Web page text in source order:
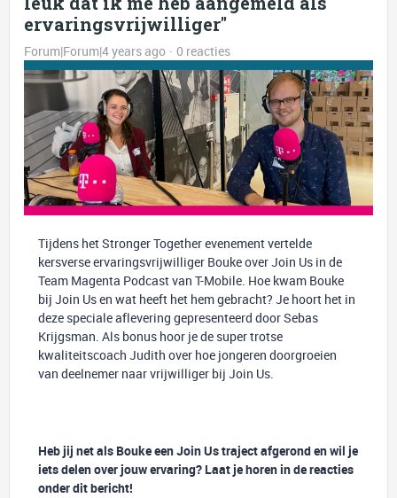
ervaringsvrijwilliger"
Forum|Forum|4 years ago 0 reacties
Tijdens het Stronger Together evenement vertelde
kersverse ervaringsvrijwilliger Bouke over Join Us in de
Team Magenta Podcast van T-Mobile. Hoe kwam Bouke
bij Join Us en wat heeft het hem gebracht? Je hoort het in
deze speciale aflevering gepresenteerd door Sebas
Krijgsman. Als bonus hoor je de super trotse
kwaliteitscoach Judith over hoe jongeren doorgroeien
van deelnemer naar vrijwilliger bij Join Us.
Heb jij net als Bouke een Join Us traject afgerond en wil je
iets delen over jouw ervaring? Laat je horen in de reacties
onder dit bericht!